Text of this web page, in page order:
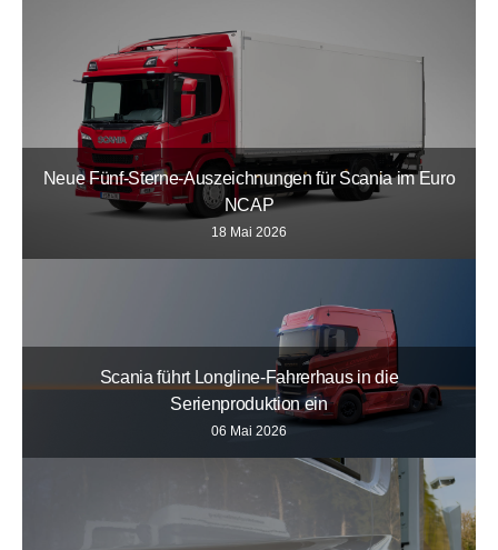
Neue Fünf-Sterne-Auszeichnungen für Scania im Euro
NCAP
18 Mai 2026
Scania führt Longline-Fahrerhaus in die
Serienproduktion ein
06 Mai 2026